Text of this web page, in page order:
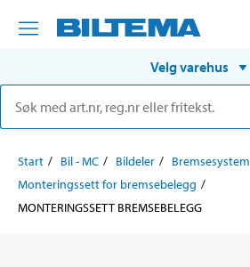
Velg varehus
Start Bil - MC Bildeler Bremsesystem
Monteringssett for bremsebelegg
MONTERINGSSETT BREMSEBELEGG